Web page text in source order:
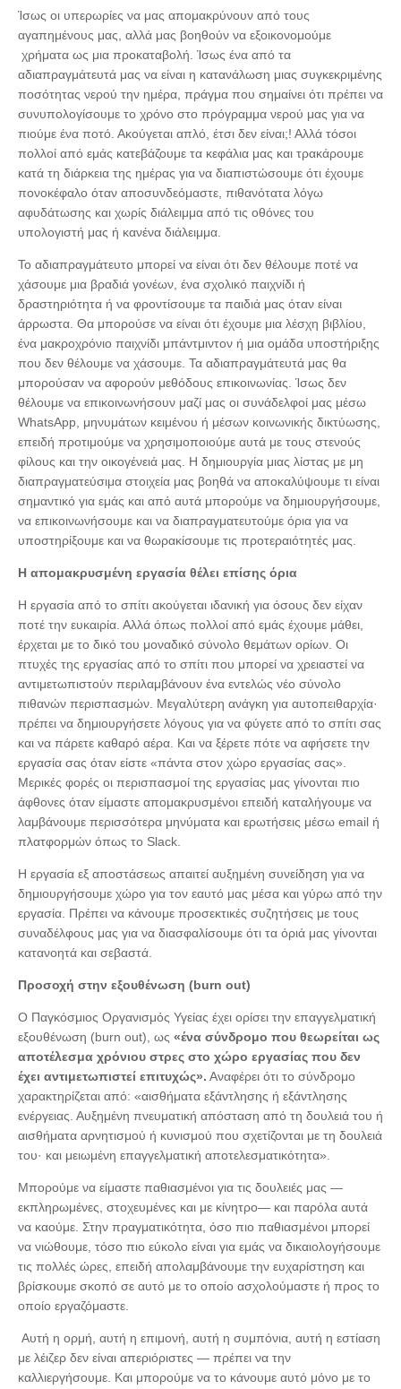
Ίσως οι υπερωρίες να μας απομακρύνουν από τους
αγαπημένους μας, αλλά μας βοηθούν να εξοικονομούμε
χρήματα ως μια προκαταβολή. Ίσως ένα από τα
αδιαπραγμάτευτά μας να είναι η κατανάλωση μιας συγκεκριμένης
ποσότητας νερού την ημέρα, πράγμα που σημαίνει ότι πρέπει να
συνυπολογίσουμε το χρόνο στο πρόγραμμα νερού μας για να
πιούμε ένα ποτό. Ακούγεται απλό, έτσι δεν είναι;! Αλλά τόσοι
πολλοί από εμάς κατεβάζουμε τα κεφάλια μας και τρακάρουμε
κατά τη διάρκεια της ημέρας για να διαπιστώσουμε ότι έχουμε
πονοκέφαλο όταν αποσυνδεόμαστε, πιθανότατα λόγω
αφυδάτωσης και χωρίς διάλειμμα από τις οθόνες του
υπολογιστή μας ή κανένα διάλειμμα.
Το αδιαπραγμάτευτο μπορεί να είναι ότι δεν θέλουμε ποτέ να
χάσουμε μια βραδιά γονέων, ένα σχολικό παιχνίδι ή
δραστηριότητα ή να φροντίσουμε τα παιδιά μας όταν είναι
άρρωστα. Θα μπορούσε να είναι ότι έχουμε μια λέσχη βιβλίου,
ένα μακροχρόνιο παιχνίδι μπάντμιντον ή μια ομάδα υποστήριξης
που δεν θέλουμε να χάσουμε. Τα αδιαπραγμάτευτά μας θα
μπορούσαν να αφορούν μεθόδους επικοινωνίας. Ίσως δεν
θέλουμε να επικοινωνήσουν μαζί μας οι συνάδελφοί μας μέσω
WhatsApp, μηνυμάτων κειμένου ή μέσων κοινωνικής δικτύωσης,
επειδή προτιμούμε να χρησιμοποιούμε αυτά με τους στενούς
φίλους και την οικογένειά μας. Η δημιουργία μιας λίστας με μη
διαπραγματεύσιμα στοιχεία μας βοηθά να αποκαλύψουμε τι είναι
σημαντικό για εμάς και από αυτά μπορούμε να δημιουργήσουμε,
να επικοινωνήσουμε και να διαπραγματευτούμε όρια για να
υποστηρίξουμε και να θωρακίσουμε τις προτεραιότητές μας.
Η απομακρυσμένη εργασία θέλει επίσης όρια
Η εργασία από το σπίτι ακούγεται ιδανική για όσους δεν είχαν
ποτέ την ευκαιρία. Αλλά όπως πολλοί από εμάς έχουμε μάθει,
έρχεται με το δικό του μοναδικό σύνολο θεμάτων ορίων. Οι
πτυχές της εργασίας από το σπίτι που μπορεί να χρειαστεί να
αντιμετωπιστούν περιλαμβάνουν ένα εντελώς νέο σύνολο
πιθανών περισπασμών. Μεγαλύτερη ανάγκη για αυτοπειθαρχία·
πρέπει να δημιουργήσετε λόγους για να φύγετε από το σπίτι σας
και να πάρετε καθαρό αέρα. Και να ξέρετε πότε να αφήσετε την
εργασία σας όταν είστε «πάντα στον χώρο εργασίας σας».
Μερικές φορές οι περισπασμοί της εργασίας μας γίνονται πιο
άφθονες όταν είμαστε απομακρυσμένοι επειδή καταλήγουμε να
λαμβάνουμε περισσότερα μηνύματα και ερωτήσεις μέσω email ή
πλατφορμών όπως το Slack.
Η εργασία εξ αποστάσεως απαιτεί αυξημένη συνείδηση για να
δημιουργήσουμε χώρο για τον εαυτό μας μέσα και γύρω από την
εργασία. Πρέπει να κάνουμε προσεκτικές συζητήσεις με τους
συναδέλφους μας για να διασφαλίσουμε ότι τα όριά μας γίνονται
κατανοητά και σεβαστά.
Προσοχή στην εξουθένωση (burn out)
Ο Παγκόσμιος Οργανισμός Υγείας έχει ορίσει την επαγγελματική
εξουθένωση (burn out), ως «ένα σύνδρομο που θεωρείται ως
αποτέλεσμα χρόνιου στρες στο χώρο εργασίας που δεν
έχει αντιμετωπιστεί επιτυχώς». Αναφέρει ότι το σύνδρομο
χαρακτηρίζεται από: «αισθήματα εξάντλησης ή εξάντλησης
ενέργειας. Αυξημένη πνευματική απόσταση από τη δουλειά του ή
αισθήματα αρνητισμού ή κυνισμού που σχετίζονται με τη δουλειά
του· και μειωμένη επαγγελματική αποτελεσματικότητα».
Μπορούμε να είμαστε παθιασμένοι για τις δουλειές μας —
εκπληρωμένες, στοχευμένες και με κίνητρο— και παρόλα αυτά
να καούμε. Στην πραγματικότητα, όσο πιο παθιασμένοι μπορεί
να νιώθουμε, τόσο πιο εύκολο είναι για εμάς να δικαιολογήσουμε
τις πολλές ώρες, επειδή απολαμβάνουμε την ευχαρίστηση και
βρίσκουμε σκοπό σε αυτό με το οποίο ασχολούμαστε ή προς το
οποίο εργαζόμαστε.
Αυτή η ορμή, αυτή η επιμονή, αυτή η συμπόνια, αυτή η εστίαση
με λέιζερ δεν είναι απεριόριστες — πρέπει να την
καλλιεργήσουμε. Και μπορούμε να το κάνουμε αυτό μόνο με το